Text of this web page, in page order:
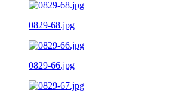
0829-68.jpg
0829-66.jpg